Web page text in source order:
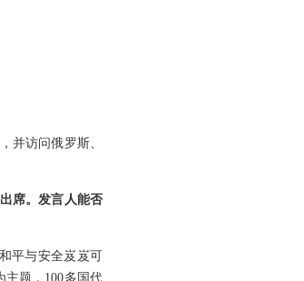
并访问俄罗斯、
席。发言人能否
平与安全岌岌可
主题，100多国代